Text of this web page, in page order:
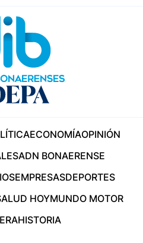
ECONOMÍAOPINIÓN
ADN BONAERENSE
EMPRESASDEPORTES
HOYMUNDO MOTOR
HISTORIA